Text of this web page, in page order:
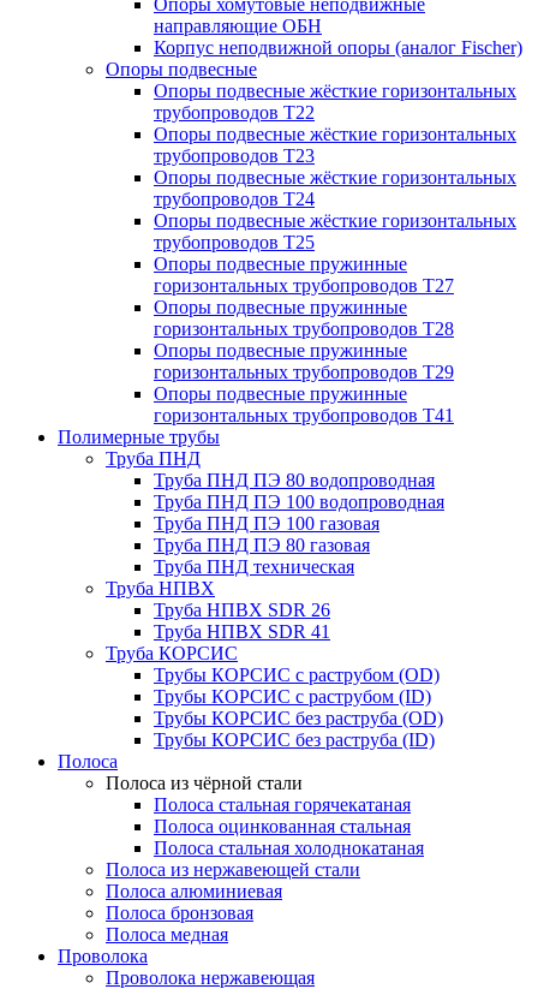
Опоры хомутовые неподвижные
направляющие ОБН
Корпус неподвижной опоры (аналог Fischer)
Опоры подвесные
Опоры подвесные жёсткие горизонтальных
трубопроводов Т22
Опоры подвесные жёсткие горизонтальных
трубопроводов Т23
Опоры подвесные жёсткие горизонтальных
трубопроводов Т24
Опоры подвесные жёсткие горизонтальных
трубопроводов Т25
Опоры подвесные пружинные
горизонтальных трубопроводов Т27
Опоры подвесные пружинные
горизонтальных трубопроводов Т28
Опоры подвесные пружинные
горизонтальных трубопроводов Т29
Опоры подвесные пружинные
горизонтальных трубопроводов Т41
Полимерные трубы
Труба ПНД
Труба ПНД ПЭ 80 водопроводная
Труба ПНД ПЭ 100 водопроводная
Труба ПНД ПЭ 100 газовая
Труба ПНД ПЭ 80 газовая
Труба ПНД техническая
Труба НПВХ
Труба НПВХ SDR 26
Труба НПВХ SDR 41
Труба КОРСИС
Трубы КОРСИС с раструбом (OD)
Трубы КОРСИС с раструбом (ID)
Трубы КОРСИС без раструба (OD)
Трубы КОРСИС без раструба (ID)
Полоса
Полоса из чёрной стали
Полоса стальная горячекатаная
Полоса оцинкованная стальная
Полоса стальная холоднокатаная
Полоса из нержавеющей стали
Полоса алюминиевая
Полоса бронзовая
Полоса медная
Проволока
Проволока нержавеющая